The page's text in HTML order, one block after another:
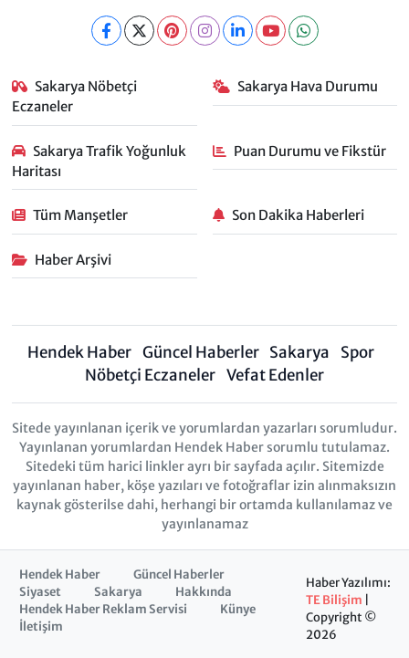
Sakarya Nöbetçi
Eczaneler
Sakarya Hava Durumu
Sakarya Trafik Yoğunluk
Haritası
Puan Durumu ve Fikstür
Tüm Manşetler Son Dakika Haberleri
Haber Arşivi
Hendek Haber Güncel Haberler Sakarya
Spor
Nöbetçi Eczaneler Vefat Edenler
Sitede yayınlanan içerik ve yorumlardan yazarları sorumludur.
Yayınlanan yorumlardan Hendek Haber sorumlu tutulamaz.
Sitedeki tüm harici linkler ayrı bir sayfada açılır. Sitemizde
yayınlanan haber, köşe yazıları ve fotoğraflar izin alınmaksızın
kaynak gösterilse dahi, herhangi bir ortamda kullanılamaz ve
yayınlanamaz
Hendek Haber
Güncel Haberler
Siyaset
Sakarya
Hakkında
Hendek Haber Reklam Servisi
Künye
İletişim
Haber Yazılımı:
TE Bilişim
Copyright ©
2026